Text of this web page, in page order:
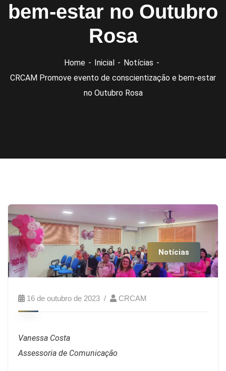
bem-estar no Outubro
Rosa
Home Inicial
Notícias
CRCAM Promove evento de conscientização e bem-estar
no Outubro Rosa
Notícias
16 de outubro de 2023 CRCAM
Vanessa Costa
Assessoria de Comunicação